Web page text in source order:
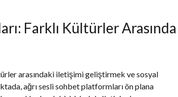
Farklı Kültürler Arasında
arasındaki iletişimi geliştirmek ve sosyal
ağrı sesli sohbet platformları ön plana